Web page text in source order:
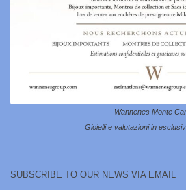
Wannenes Monte
Gioielli e valutazioni in
SUBSCRIBE TO OUR NEWS VIA EMAIL